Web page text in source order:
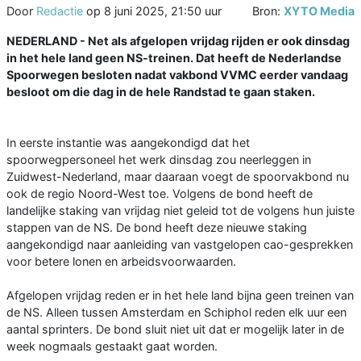
Door Redactie op 8 juni 2025, 21:50 uur Bron: XYTO Media
NEDERLAND - Net als afgelopen vrijdag rijden er ook dinsdag
in het hele land geen NS-treinen. Dat heeft de Nederlandse
Spoorwegen besloten nadat vakbond VVMC eerder vandaag
besloot om die dag in de hele Randstad te gaan staken.
In eerste instantie was aangekondigd dat het
spoorwegpersoneel het werk dinsdag zou neerleggen in
Zuidwest-Nederland, maar daaraan voegt de spoorvakbond nu
ook de regio Noord-West toe. Volgens de bond heeft de
landelijke staking van vrijdag niet geleid tot de volgens hun juiste
stappen van de NS. De bond heeft deze nieuwe staking
aangekondigd naar aanleiding van vastgelopen cao-gesprekken
voor betere lonen en arbeidsvoorwaarden.
Afgelopen vrijdag reden er in het hele land bijna geen treinen van
de NS. Alleen tussen Amsterdam en Schiphol reden elk uur een
aantal sprinters. De bond sluit niet uit dat er mogelijk later in de
week nogmaals gestaakt gaat worden.